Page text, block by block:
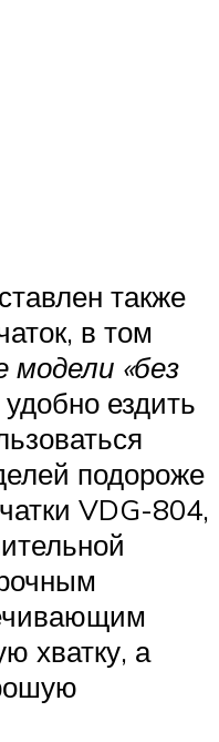
также
в том
«без
ездить
подороже
VDG-804,
хватку, а